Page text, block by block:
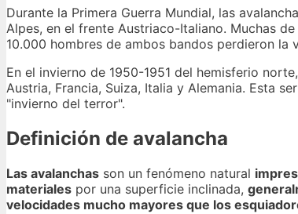
Durante la Primera Guerra Mundial, las
Alpes, en el frente Austriaco-Italiano. Muchas
10.000 hombres de ambos bandos perdieron la
En el invierno de 1950-1951 del hemisferio
Austria, Francia, Suiza, Italia y Alemania. Esta
"invierno del terror".
Definición de avalancha
Las avalanchas son un fenómeno natural
materiales por una superficie inclinada,
velocidades mucho mayores que los